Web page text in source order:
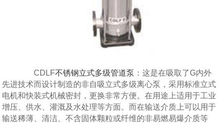
CDLF不锈钢立式多级管道泵 ：这是在吸取了G内外
先进技术而设计制造的非自吸立式多级离心泵，采用标准立式
电机和快装式机械密封，更换非常方便。在用途上适用于工业
增压、供水、灌溉及水处理等方面。而在输送介质上可以用于
输送稀薄、清洁、不含固体颗粒或纤维的非易燃易爆介质等